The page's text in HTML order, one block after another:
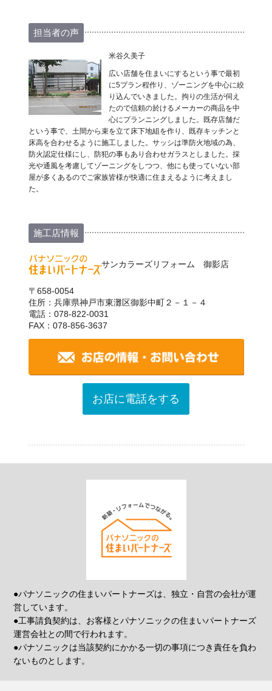
担当者の声
米谷久美子
広い店舗を住まいにするという事で最初
に5プラン程作り、ゾーニングを中心に絞
り込んでいきました。拘りの生活が伺え
たので信頼の於けるメーカーの商品を中
心にプランニングしました。既存店舗だ
という事で、土間から束を立て床下地組を作り、既存キッチンと
床高を合わせるように施工しました。サッシは準防火地域の為、
防火認定仕様にし、防犯の事もあり合わせガラスとしました。採
光や通風を考慮してゾーニングをしつつ、他にも使っていない部
屋が多くあるのでご家族皆様が快適に住まえるように考えまし
た。
施工店情報
サンカラーズリフォーム 御影店
〒658-0054
住所：兵庫県神戸市東灘区御影中町２－１－４
電話：078-822-0031
FAX：078-856-3637
お店に電話をする
●パナソニックの住まいパートナーズは、独立・自営の会社が運
営しています。
●工事請負契約は、お客様とパナソニックの住まいパートナーズ
運営会社との間で行われます。
●パナソニックは当該契約にかかる一切の事項につき責任を負わ
ないものとします。